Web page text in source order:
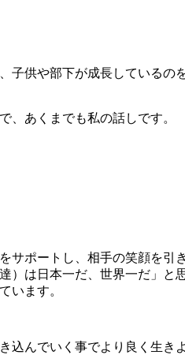
子供や部下が成長しているの
、あくまでも私の話しです。
サポートし、相手の笑顔を引
）は日本一だ、世界一だ」
います。
込んでいく事でより良く生き